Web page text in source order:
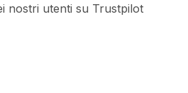
nostri utenti su Trustpilot